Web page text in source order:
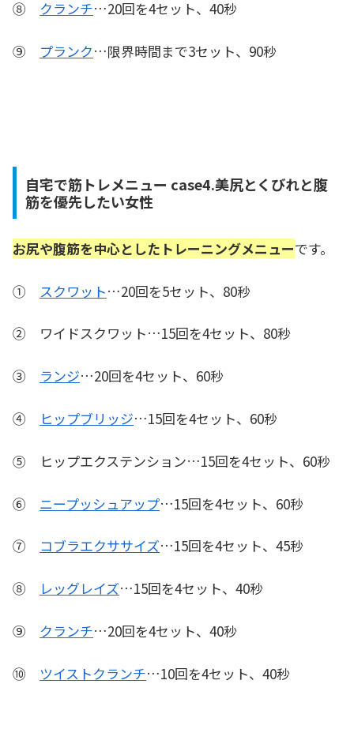
⑧ クランチ…20回を4セット、40秒
⑨ プランク…限界時間まで3セット、90秒
自宅で筋トレメニュー case4.美尻とくびれと腹
筋を優先したい女性
お尻や腹筋を中心としたトレーニングメニューです。
① スクワット…20回を5セット、80秒
② ワイドスクワット…15回を4セット、80秒
③ ランジ…20回を4セット、60秒
④ ヒップブリッジ…15回を4セット、60秒
⑤ ヒップエクステンション…15回を4セット、60秒
⑥ ニープッシュアップ…15回を4セット、60秒
⑦ コブラエクササイズ…15回を4セット、45秒
⑧ レッグレイズ…15回を4セット、40秒
⑨ クランチ…20回を4セット、40秒
⑩ ツイストクランチ…10回を4セット、40秒